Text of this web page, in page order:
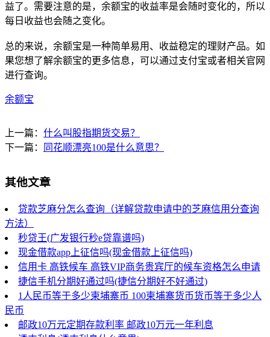
益了。需要注意的是，余额宝的收益率是会随时变化的，所以
每日收益也会随之变化。
总的来说，余额宝是一种简单易用、收益稳定的理财产品。如
果您想了解余额宝的更多信息，可以通过支付宝或者相关官网
进行查询。
余额宝
上一篇： 什么叫股指期货交易？
下一篇：
同花顺漂亮100是什么意思？
其他文章
贷款芝麻分怎么查询（详解贷款申请中的芝麻信用分查询
方法）
秒贷王(广发银行秒e贷靠谱吗)
现金借款app上征信吗(现金借款上征信吗)
信用卡 高铁候车 高铁VIP商务贵宾厅的候车资格怎么申请
捷信手机分期好通过吗(捷信分期好不好通过)
1人民币等于多少柬埔寨币 100柬埔寨货币货币等于多少人
民币
邮政10万元定期存款利率 邮政10万元一年利息